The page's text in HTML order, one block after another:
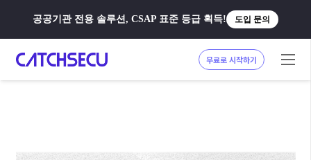
공공기관 전용 솔루션, CSAP 표준 등급 획득! 도입 문의
무료로 시작하기